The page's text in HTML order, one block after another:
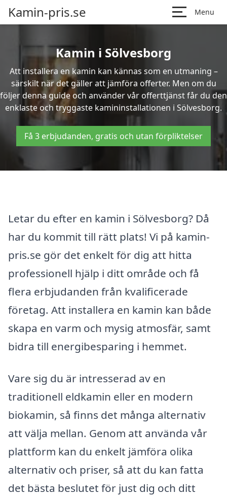
Kamin-pris.se Menu
Kamin i Sölvesborg
Att installera en kamin kan kännas som en utmaning –
särskilt när det gäller att jämföra offerter. Men om du
följer denna guide och använder vår offerttjänst får du den
enklaste och tryggaste kamininstallationen i Sölvesborg.
Få 3 erbjudanden, gratis och utan förpliktelser
Letar du efter en kamin i Sölvesborg? Då
har du kommit till rätt plats! Vi på kamin-
pris.se gör det enkelt för dig att hitta
professionell hjälp i ditt område och få
flera erbjudanden från kvalificerade
företag. Att installera en kamin kan både
skapa en varm och mysig atmosfär, samt
bidra till energibesparing i hemmet.
Vare sig du är intresserad av en
traditionell eldkamin eller en modern
biokamin, så finns det många alternativ
att välja mellan. Genom att använda vår
plattform kan du enkelt jämföra olika
alternativ och priser, så att du kan fatta
det bästa beslutet för just dig och ditt